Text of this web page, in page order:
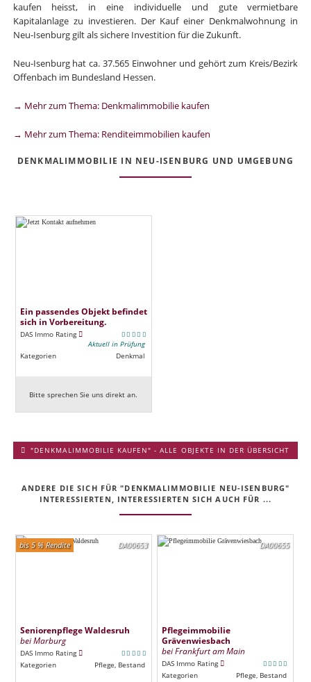
kaufen heisst, in eine individuelle und gute vermietbare
Kapitalanlage zu investieren. Der Kauf einer Denkmalwohnung in
Neu-Isenburg gilt als sichere Investition für die Zukunft.
Neu-Isenburg hat ca. 37.565 Einwohner und gehört zum Kreis/Bezirk
Offenbach im Bundesland Hessen.
→ Mehr zum Thema: Denkmalimmobilie kaufen
→ Mehr zum Thema: Renditeimmobilien kaufen
DENKMALIMMOBILIE IN NEU-ISENBURG UND UMGEBUNG
Ein passendes Objekt befindet
sich in Vorbereitung.
DAS Immo Rating
Aktuell in Prüfung
Kategorien
Denkmal
Bitte sprechen Sie uns direkt an.
"DENKMALIMMOBILIE KAUFEN" - ALLE OBJEKTE IN DER ÜBERSICHT
ANDERE DIE SICH FÜR "DENKMALIMMOBILIE NEU-ISENBURG"
INTERESSIERTEN, INTERESSIERTEN SICH AUCH FÜR ...
DA00653
bis 5 % Rendite
Seniorenpflege Waldesruh
bei Marburg
DAS Immo Rating
Kategorien
Pflege, Bestand
DA00655
Pflegeimmobilie
Grävenwiesbach
bei Frankfurt am Main
DAS Immo Rating
Kategorien
Pflege, Bestand